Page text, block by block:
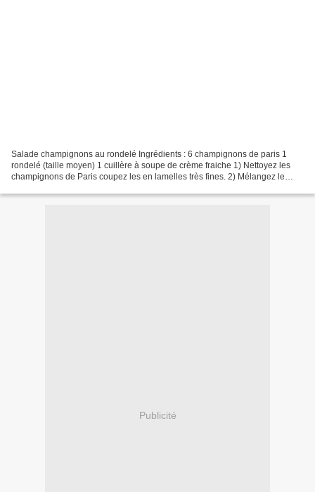
Salade champignons au rondelé Ingrédients : 6 champignons de paris 1
rondelé (taille moyen) 1 cuillère à soupe de crème fraiche 1) Nettoyez les
champignons de Paris coupez les en lamelles très fines. 2) Mélangez le
Publicité